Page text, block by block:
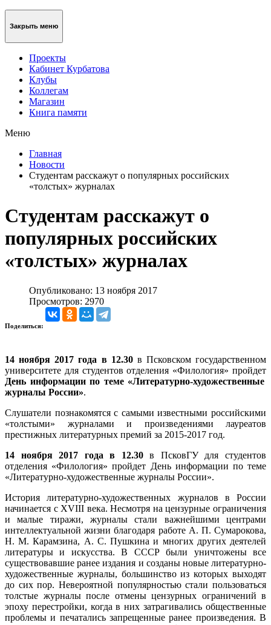
Закрыть меню
Проекты
Кабинет Курбатова
Клубы
Коллегам
Магазин
Книга памяти
Меню
Главная
Новости
Студентам расскажут о популярных российских
«толстых» журналах
Студентам расскажут о
популярных российских
«толстых» журналах
Опубликовано: 13 ноября 2017
Просмотров: 2970
Поделиться:
14 ноября 2017 года в 12.30в Псковском государственном
университете для студентов отделения «Филология» пройдет
День информации по теме «Литературно-художественные
журналы России».
Слушатели познакомятся с самыми известными российскими
«толстыми» журналами и произведениями лауреатов
престижных литературных премий за 2015-2017 год.
14 ноября 2017 года в 12.30в ПсковГУ для студентов
отделения «Филология» пройдет День информации по теме
«Литературно-художественные журналы России».
История литературно-художественных журналов в России
начинается с XVIII века. Несмотря на цензурные ограничения
и малые тиражи, журналы стали важнейшими центрами
интеллектуальной жизни благодаря работе А. П. Сумарокова,
Н. М. Карамзина, А. С. Пушкина и многих других деятелей
литературы и искусства. В СССР были уничтожены все
существовавшие ранее издания и созданы новые литературно-
художественные журналы, большинство из которых выходят
до сих пор. Невероятной популярностью стали пользоваться
толстые журналы после отмены цензурных ограничений в
эпоху перестройки, когда в них затрагивались общественные
проблемы и печатались запрещенные ранее произведения. В